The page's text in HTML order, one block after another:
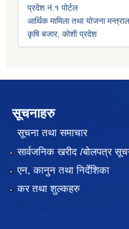
प्रदेश नं.१ पोर्टल
आर्थिक मामिला तथा योजना
कृषि बजार, कोशी प्रदेश
सूचनाहरु
सूचना तथा समाचार
सार्वजनिक खरीद /बोलपत्र
एन, कानुन तथा निर्देशिका
कर तथा शुल्कहरु